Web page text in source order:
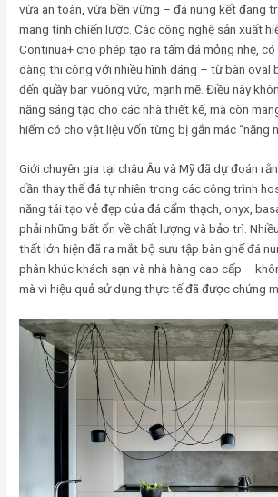
vừa an toàn, vừa bền vững – đá nung kết đang
mang tính chiến lược. Các công nghệ sản xuất
Continua+ cho phép tạo ra tấm đá mỏng nhẹ,
dàng thi công với nhiều hình dáng – từ bàn oval
đến quầy bar vuông vức, mạnh mẽ. Điều này
năng sáng tạo cho các nhà thiết kế, mà còn
hiếm có cho vật liệu vốn từng bị gắn mác “nặng
Giới chuyên gia tại châu Âu và Mỹ đã dự đoán
dần thay thế đá tự nhiên trong các công trình
năng tái tạo vẻ đẹp của đá cẩm thạch, onyx,
phải những bất ổn về chất lượng và bảo trì.
thất lớn hiện đã ra mắt bộ sưu tập bàn ghế đá
phân khúc khách sạn và nhà hàng cao cấp –
mà vì hiệu quả sử dụng thực tế đã được chứng